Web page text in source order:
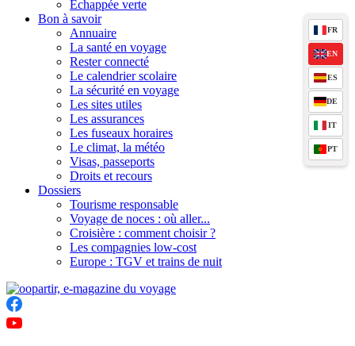
Échappée verte
Bon à savoir
Annuaire
La santé en voyage
Rester connecté
Le calendrier scolaire
La sécurité en voyage
Les sites utiles
Les assurances
Les fuseaux horaires
Le climat, la météo
Visas, passeports
Droits et recours
Dossiers
Tourisme responsable
Voyage de noces : où aller...
Croisière : comment choisir ?
Les compagnies low-cost
Europe : TGV et trains de nuit
FR
EN
ES
DE
IT
PT